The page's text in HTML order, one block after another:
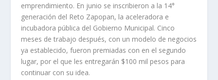
emprendimiento. En junio se inscribieron a la 14°
generación del Reto Zapopan, la aceleradora e
incubadora pública del Gobierno Municipal. Cinco
meses de trabajo después, con un modelo de negocios
ya establecido, fueron premiadas con en el segundo
lugar, por el que les entregarán $100 mil pesos para
continuar con su idea.